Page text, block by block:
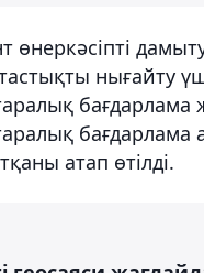
өнеркәсіпті
нығайту
бағдарлама
бағдарлама
атап өтілді.